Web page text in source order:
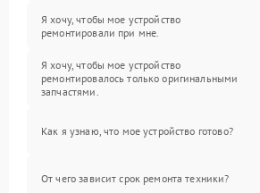
Я хочу, чтобы мое устройство
ремонтировали при мне.
Я хочу, чтобы мое устройство
ремонтировалось только оригинальными
запчастями.
Как я узнаю, что мое устройство готово?
От чего зависит срок ремонта техники?